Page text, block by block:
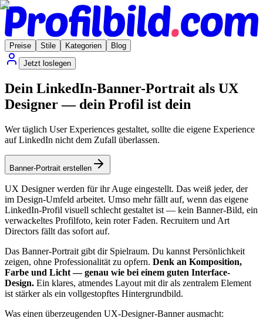
Preise Stile Kategorien
Blog
Jetzt loslegen
Dein LinkedIn-Banner-Portrait als UX
Designer — dein Profil ist dein
Wer täglich User Experiences gestaltet, sollte die eigene Experience
auf LinkedIn nicht dem Zufall überlassen.
Banner-Portrait erstellen
UX Designer werden für ihr Auge eingestellt. Das weiß jeder, der
im Design-Umfeld arbeitet. Umso mehr fällt auf, wenn das eigene
LinkedIn-Profil visuell schlecht gestaltet ist — kein Banner-Bild, ein
verwackeltes Profilfoto, kein roter Faden. Recruitern und Art
Directors fällt das sofort auf.
Das Banner-Portrait gibt dir Spielraum. Du kannst Persönlichkeit
zeigen, ohne Professionalität zu opfern. Denk an Komposition,
Farbe und Licht — genau wie bei einem guten Interface-
Design. Ein klares, atmendes Layout mit dir als zentralem Element
ist stärker als ein vollgestopftes Hintergrundbild.
Was einen überzeugenden UX-Designer-Banner ausmacht: